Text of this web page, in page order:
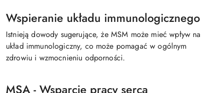
Wspieranie układu immunologicznego
Istnieją dowody sugerujące, że MSM może mieć wpływ na
układ immunologiczny, co może pomagać w ogólnym
zdrowiu i wzmocnieniu odporności.
MSA - Wsparcie pracy serca